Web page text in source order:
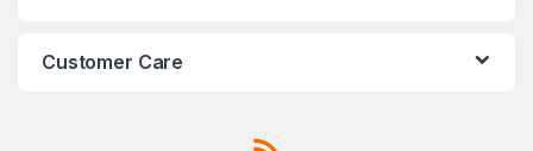
Customer Care